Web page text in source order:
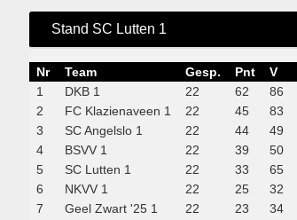
Stand SC Lutten 1
Nr Team Gesp. Pnt V
1
DKB 1 22 62 86
2
FC Klazienaveen 1 22 45 83
3
SC Angelslo 1 22 44 49
4
BSVV 1 22 39 50
5
SC Lutten 1 22 33 65
6
NKVV 1 22 25 32
7
Geel Zwart '25 1 22 23 34